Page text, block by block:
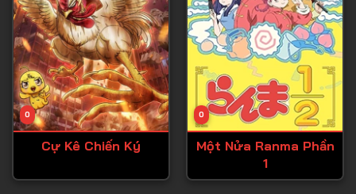
Tập 22
Tập 23
Tập 24
Tập 25
Tập 26
0
Cự Kê Chiến Ký
0
Một Nửa Ranma Phần
1